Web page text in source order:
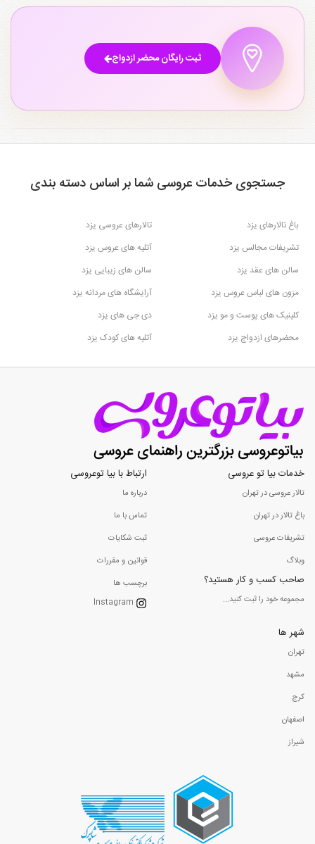
ثبت رایگان محضر ازدواج
جستجوی خدمات عروسی شما بر اساس دسته بندی
باغ تالارهای یزد
تالارهای عروسی یزد
تشریفات مجالس یزد
آتلیه های عروس یزد
سالن های عقد یزد
سالن های زیبایی یزد
مزون های لباس عروس یزد
آرایشگاه های مردانه یزد
کلینیک های پوست و مو یزد
دی جی های یزد
محضرهای ازدواج یزد
آتلیه های کودک یزد
خدمات بیا تو عروسی
تالار عروسی در تهران
باغ تالار در تهران
تشریفات عروسی
وبلاگ
صاحب کسب و کار هستید؟
مجموعه خود را ثبت کنید...
ارتباط با بیا توعروسی
درباره ما
تماس با ما
ثبت شکایات
قوانین و مقررات
برچسب ها
Instagram
شهر ها
تهران
مشهد
کرج
اصفهان
شیراز